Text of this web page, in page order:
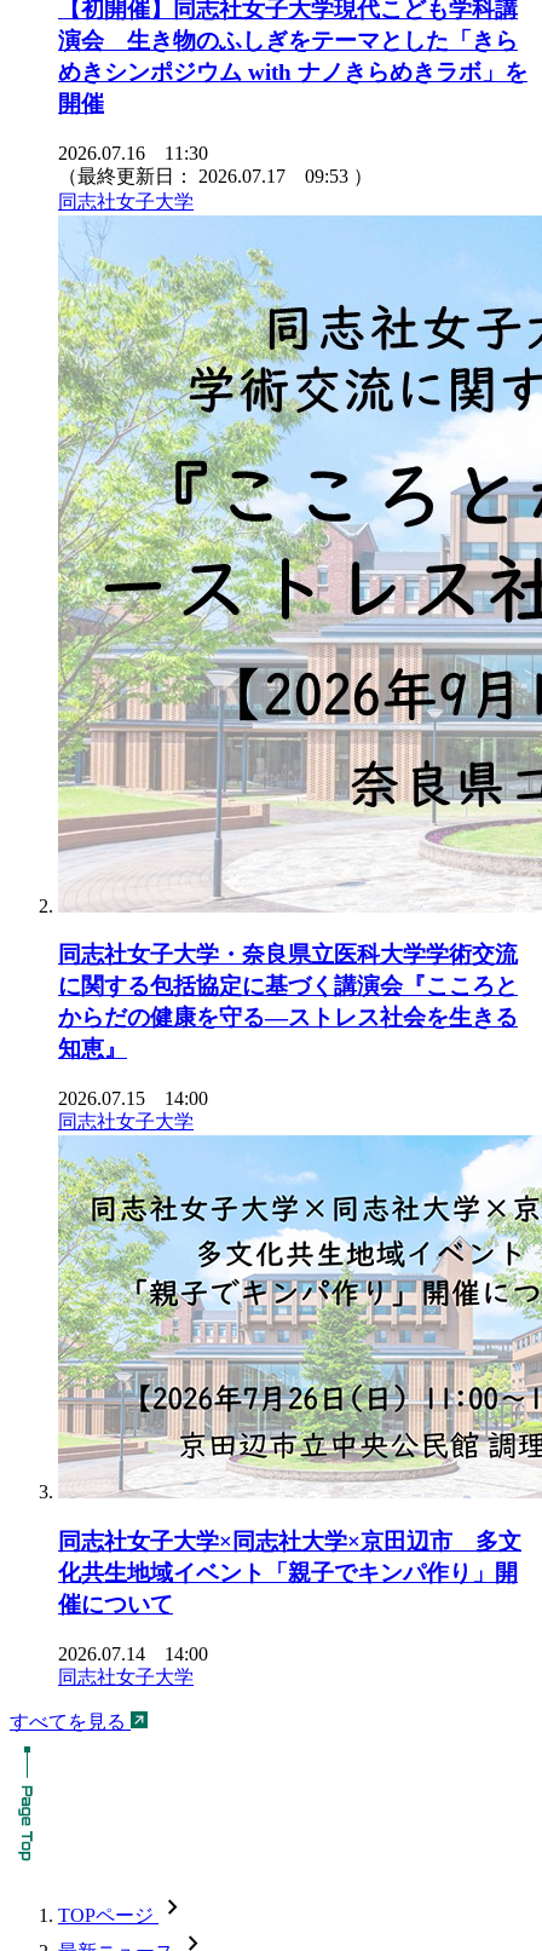
【初開催】同志社女子大学現代こども学科講
演会 生き物のふしぎをテーマとした「きら
めきシンポジウム with ナノきらめきラボ」を
開催
2026.07.16 11:30
（最終更新日： 2026.07.17 09:53 ）
同志社女子大学
同志社女子大学・奈良県立医科大学学術交流
に関する包括協定に基づく講演会『こころと
からだの健康を守る―ストレス社会を生きる
知恵』
2026.07.15 14:00
同志社女子大学
同志社女子大学×同志社大学×京田辺市 多文
化共生地域イベント「親子でキンパ作り」開
催について
2026.07.14 14:00
同志社女子大学
すべてを見る
TOPページ chevron_forward
chevron_forward